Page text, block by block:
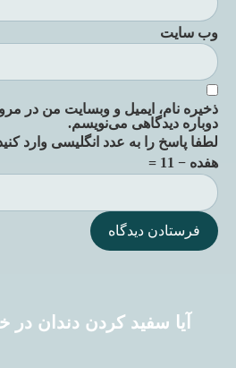
وب‌ سایت
ذخیره نام، ایمیل و وبسایت من در
دوباره دیدگاهی می‌نویسم.
لطفا پاسخ را به عدد انگلیسی وارد
هفده − 11 =
آیا سفید کردن دندان در